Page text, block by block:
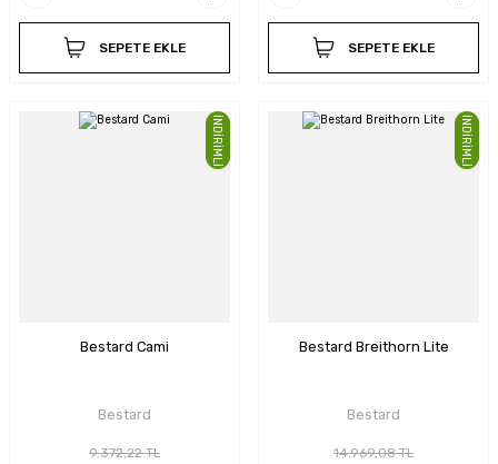
SEPETE EKLE SEPETE EKLE
İNDİRİMLİ
Bestard Cami
Bestard
9.372,22 TL
İNDİRİMLİ
Bestard Breithorn Lite
Bestard
14.969,08 TL